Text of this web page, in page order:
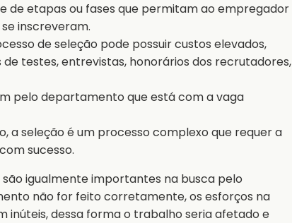
de etapas ou fases que permitam ao empregador
inscreveram.
de seleção pode possuir custos elevados,
testes, entrevistas, honorários dos recrutadores,
pelo departamento que está com a vaga
seleção é um processo complexo que requer a
sucesso.
igualmente importantes na busca pelo
não for feito corretamente, os esforços na
inúteis, dessa forma o trabalho seria afetado e